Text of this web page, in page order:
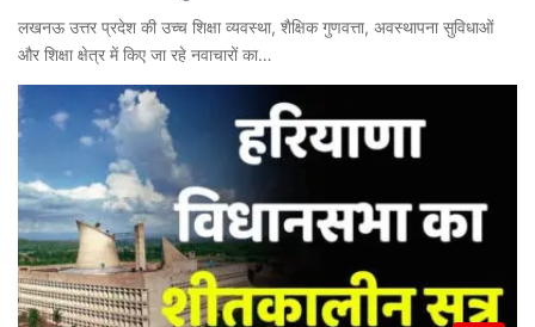
लखनऊ उत्तर प्रदेश की उच्च शिक्षा व्यवस्था, शैक्षिक गुणवत्ता, अवस्थापना सुविधाओं
और शिक्षा क्षेत्र में किए जा रहे नवाचारों का…